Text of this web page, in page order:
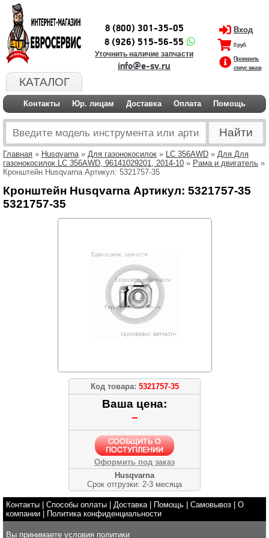
КАТАЛОГ
8 (800) 301-35-05
8 (926) 515-56-55
Уточнить наличие запчасти
info@e-sv.ru
Вход
0 руб.
Проверить
статус заказа
Контакты Юр. лицам Доставка Оплата Помощь
Главная » Husqvarna» Для газонокосилок » LC 356AWD » Для Для
газонокосилок LC 356AWD, 96141029201, 2014-10 » Рама и двигатель »
Кронштейн Husqvarna Артикул: 5321757-35
Кронштейн Husqvarna Артикул: 5321757-35
5321757-35
Код товара: 5321757-35
Ваша цена:
–
Оформить под заказ
Husqvarna
Срок отгрузки: 2-3 месяца
Контакты Способы оплаты Доставка| Помощь Самовывоз
О
компании
Политика конфиденциальности
Вы принимаете условия политики